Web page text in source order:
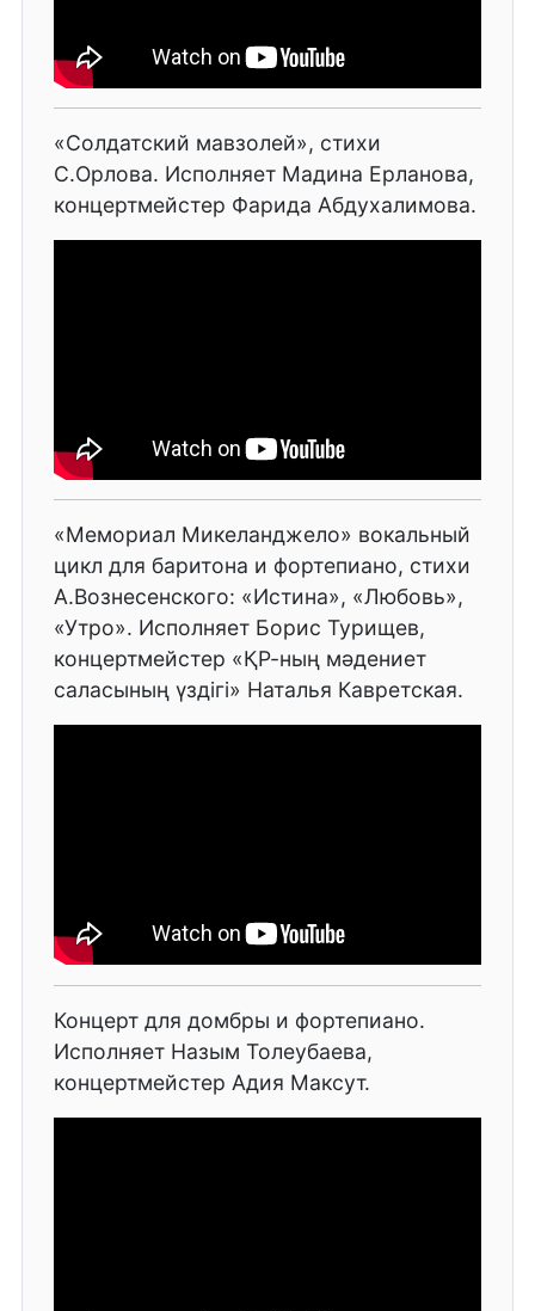
«Солдатский мавзолей», стихи
С.Орлова. Исполняет Мадина Ерланова,
концертмейстер Фарида Абдухалимова.
«Мемориал Микеланджело» вокальный
цикл для баритона и фортепиано, стихи
А.Вознесенского: «Истина», «Любовь»,
«Утро». Исполняет Борис Турищев,
концертмейстер «ҚР-ның мәдениет
саласының үздігі» Наталья Кавретская.
Концерт для домбры и фортепиано.
Исполняет Назым Толеубаева,
концертмейстер Адия Максут.